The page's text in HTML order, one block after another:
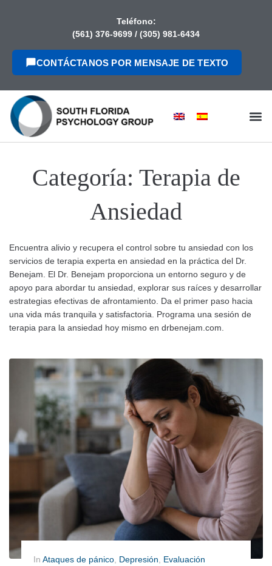
Teléfono:
(561) 376-9699 / (305) 981-6434
CONTÁCTANOS POR MENSAJE DE TEXTO
Categoría: Terapia de
Ansiedad
Encuentra alivio y recupera el control sobre tu ansiedad con los
servicios de terapia experta en ansiedad en la práctica del Dr.
Benejam. El Dr. Benejam proporciona un entorno seguro y de
apoyo para abordar tu ansiedad, explorar sus raíces y desarrollar
estrategias efectivas de afrontamiento. Da el primer paso hacia
una vida más tranquila y satisfactoria. Programa una sesión de
terapia para la ansiedad hoy mismo en drbenejam.com.
In Ataques de pánico Depresión
Evaluación